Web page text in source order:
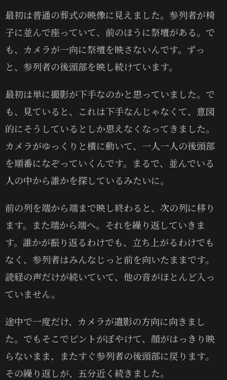
最初は普通の葬式の映像に見えました。参列者が椅
子に並んで座っていて、前のほうに祭壇がある。で
も、カメラが一向に祭壇を映さないんです。ずっ
と、参列者の後頭部を映し続けています。
最初は単に撮影が下手なのかと思っていました。で
も、見ていると、これは下手なんじゃなくて、意図
的にそうしているとしか思えなくなってきました。
カメラがゆっくりと横に動いて、一人一人の後頭部
を順番になぞっていくんです。まるで、並んでいる
人の中から誰かを探しているみたいに。
前の列を端から端まで映し終わると、次の列に移り
ます。また端から端へ。それを繰り返していきま
す。誰かが振り返るわけでも、立ち上がるわけでも
なく、参列者はみんなじっと前を向いたままです。
読経の声だけが続いていて、他の音がほとんど入っ
ていません。
途中で一度だけ、カメラが遺影の方向に向きまし
た。でもそこでピントがぼやけて、顔がはっきり映
らないまま、またすぐ参列者の後頭部に戻ります。
その繰り返しが、五分近く続きました。